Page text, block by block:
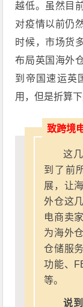
越低。虽然目
对疫情以前仍
时候，市场货
布局英国海外
到帝国速运英
用，但是折算
致跨境
这
到了前
展，让
外仓这
电商卖
为海外
仓储服
功能、
等。
说